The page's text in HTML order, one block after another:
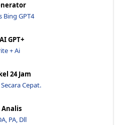
- Tehnik Analis...
Atau Cls?
Largest Contentful Pa...
Jawaraspeed
Jawaraspeed
Ads - Jawaraspeed
Bing GPT4
GPT+
+ Ai
24 Jam
Cepat.
Analis
PA, Dll